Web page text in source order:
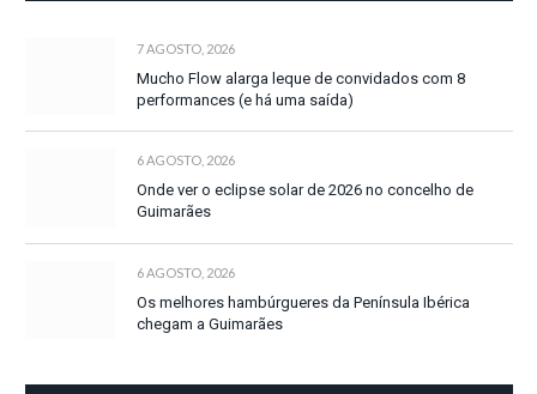
7 AGOSTO, 2026
Mucho Flow alarga leque de convidados com 8
performances (e há uma saída)
6 AGOSTO, 2026
Onde ver o eclipse solar de 2026 no concelho de
Guimarães
6 AGOSTO, 2026
Os melhores hambúrgueres da Península Ibérica
chegam a Guimarães